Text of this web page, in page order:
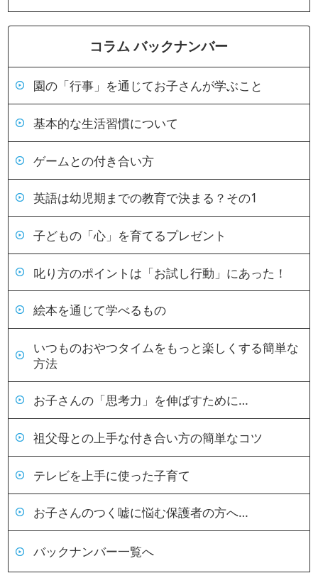
コラム バックナンバー
園の「行事」を通じてお子さんが学ぶこと
基本的な生活習慣について
ゲームとの付き合い方
英語は幼児期までの教育で決まる？その1
子どもの「心」を育てるプレゼント
叱り方のポイントは「お試し行動」にあった！
絵本を通じて学べるもの
いつものおやつタイムをもっと楽しくする簡単な
方法
お子さんの「思考力」を伸ばすために…
祖父母との上手な付き合い方の簡単なコツ
テレビを上手に使った子育て
お子さんのつく嘘に悩む保護者の方へ…
バックナンバー一覧へ